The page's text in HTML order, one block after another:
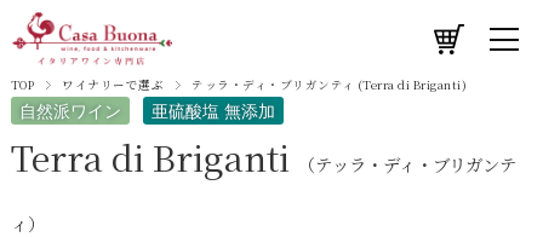
TOP ワイナリーで選ぶ テッラ・ディ・ブリガンティ (Terra di Briganti)
自然派ワイン 亜硫酸塩 無添加
Terra di Briganti （テッラ・ディ・ブリガンテ
ィ）